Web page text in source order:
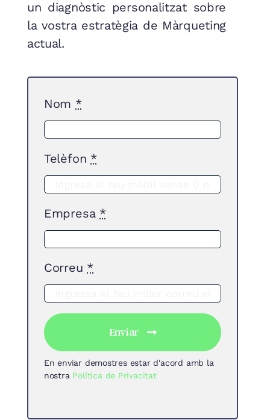
un diagnòstic personalitzat sobre
la vostra estratègia de Màrqueting
actual.
Nom *
Telèfon *
Empresa *
Correu *
Enviar
En enviar demostres estar d'acord amb la
nostra Política de Privacitat